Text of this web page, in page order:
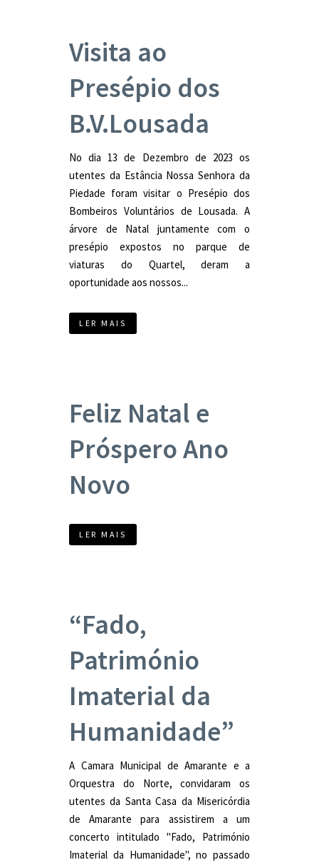
Visita ao
Presépio dos
B.V.Lousada
No dia 13 de Dezembro de 2023 os
utentes da Estância Nossa Senhora da
Piedade foram visitar o Presépio dos
Bombeiros Voluntários de Lousada. A
árvore de Natal juntamente com o
presépio expostos no parque de
viaturas do Quartel, deram a
oportunidade aos nossos...
LER MAIS
Feliz Natal e
Próspero Ano
Novo
LER MAIS
“Fado,
Património
Imaterial da
Humanidade”
A Camara Municipal de Amarante e a
Orquestra do Norte, convidaram os
utentes da Santa Casa da Misericórdia
de Amarante para assistirem a um
concerto intitulado "Fado, Património
Imaterial da Humanidade", no passado